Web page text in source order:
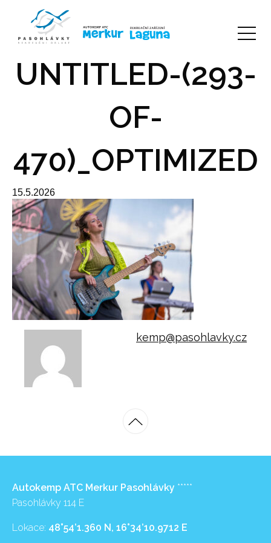
UNTITLED-(293-
OF-
470)_OPTIMIZED
15.5.2026
kemp@pasohlavky.cz
Autokemp ATC Merkur Pasohlávky *****
Pasohlávky 114 E
Lokace: 48°54’1.360 N, 16°34’10.9712 E